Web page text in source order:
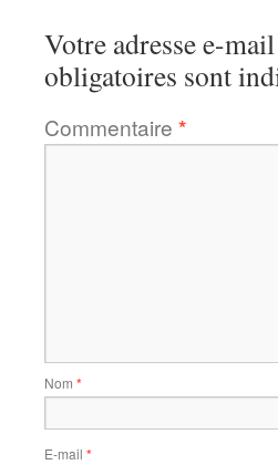
Votre adresse e-
obligatoires sont
Commentaire *
Nom *
E-mail *